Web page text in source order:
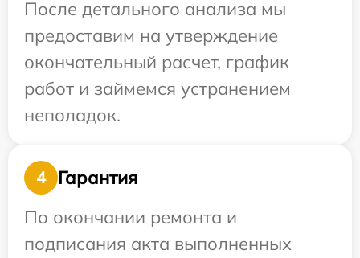
После детального анализа мы
предоставим на утверждение
окончательный расчет, график
работ и займемся устранением
неполадок.
4
Гарантия
По окончании ремонта и
подписания акта выполненных